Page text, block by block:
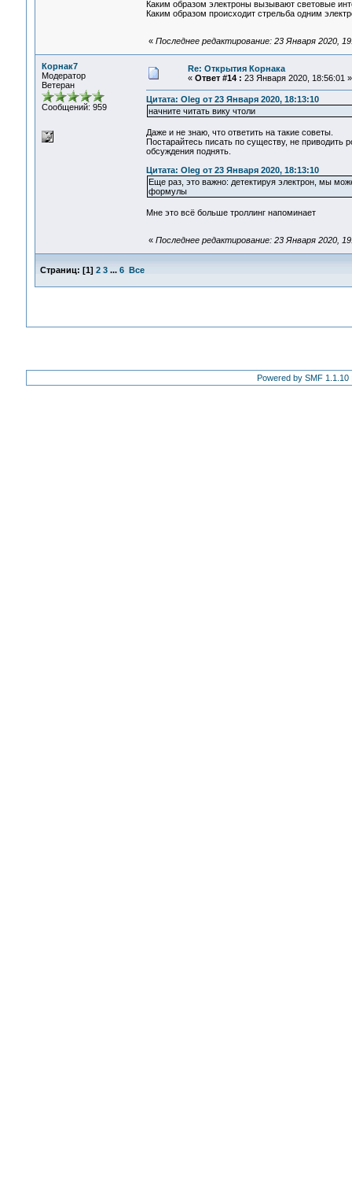
Каким образом электроны вызывают световые
Каким образом происходит стрельба одним
« Последнее редактирование: 23 Января 2020,
Корнак7
Модератор
Ветеран
Сообщений: 959
Re: Открытия Корнака
« Ответ #14 : 23 Января 2020, 18:56:01 »
Цитата: Oleg от 23 Января 2020, 18:13:10
начните читать вику чтоли
Даже и не знаю, что ответить на такие советы.
Постарайтесь писать по существу, не
обсуждения поднять.
Цитата: Oleg от 23 Января 2020, 18:13:10
Еще раз, это важно: детектируя электрон, мы
формулы
Мне это всё больше троллинг напоминает
« Последнее редактирование: 23 Января 2020,
Страниц: [1] 2 3 ... 6 Все
Powered by SMF 1.1.10